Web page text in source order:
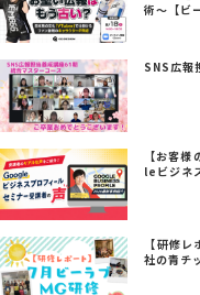
術～【ビ
SNS広報
【お客
leビジネ
【研修
社の青チ